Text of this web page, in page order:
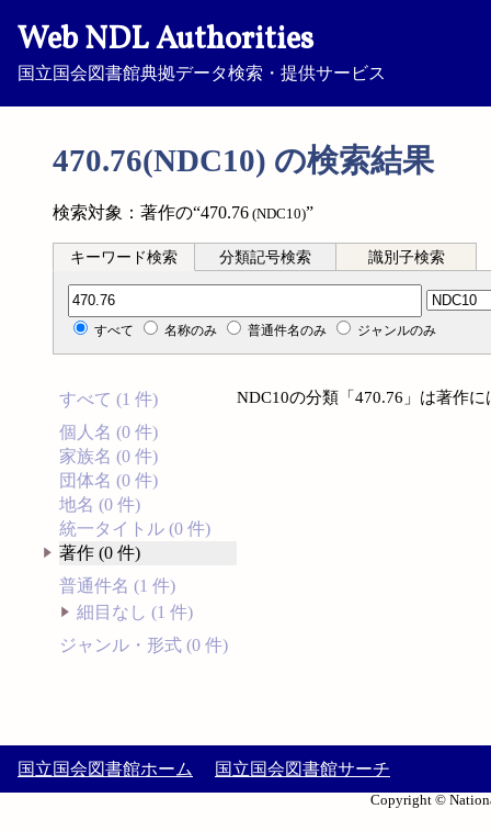
Web NDL Authorities
国立国会図書館典拠データ検索・提供サービス
470.76(NDC10) の検索結果
検索対象：著作の“470.76 (NDC10)”
キーワード検索 分類記号検索 識別子検索
分類記号検索
すべて 名称のみ 普通件名のみ ジャンルのみ
すべて (1 件)
個人名 (0 件)
家族名 (0 件)
団体名 (0 件)
地名 (0 件)
統一タイトル (0 件)
著作 (0 件)
普通件名 (1 件)
細目なし (1 件)
ジャンル・形式 (0 件)
NDC10の分類「470.76」は著作
国立国会図書館ホーム 国立国会図書館サーチ
Copyright ©